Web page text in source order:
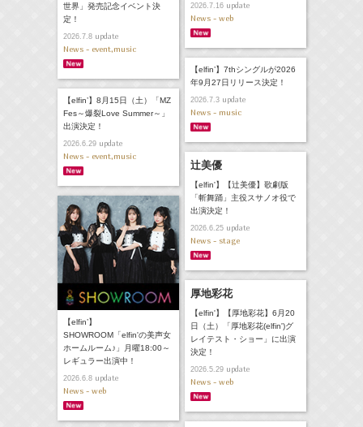
2026.7.16update
News - web
世界」発売記念イベント決
定！
2026.7.8update
News - event,music
【elfin’】7thシングルが2026
年9月27日リリース決定！
2026.7.3update
News - music
【elfin’】8月15日（土）「MZ
Fes～爆裂Love Summer～」
出演決定！
2026.6.29update
News - event,music
辻美優
【elfin'】【辻美優】歌劇版
「斬舞踊」主役スサノオ役で
出演決定！
2026.6.25update
News - stage
【elfin’】
SHOWROOM「elfin'の美声女
ホームルーム♪」月曜18:00～
レギュラー出演中！
2026.6.8update
News - web
厚地彩花
【elfin'】【厚地彩花】6月20
日（土）「厚地彩花(elfin')グ
レイテスト・ショー」に出演
決定！
2026.5.29update
News - web